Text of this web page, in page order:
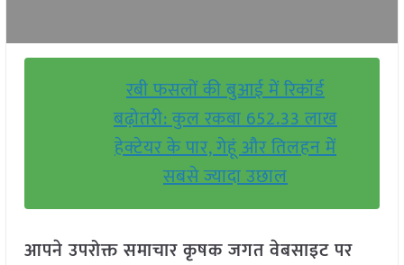
रबी फसलों की बुआई में रिकॉर्ड
बढ़ोतरी: कुल रकबा 652.33 लाख
हेक्टेयर के पार, गेहूं और तिलहन में
सबसे ज्यादा उछाल
आपने उपरोक्त समाचार कृषक जगत वेबसाइट पर